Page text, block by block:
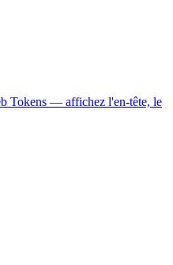
Tokens — affichez l'en-tête, le